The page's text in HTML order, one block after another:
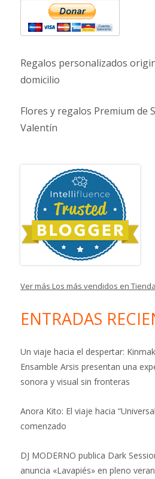
Toc, toc – Tony Jiménez
Regalos personalizados
domicilio
Flores y regalos Premium de
Valentín
Ver más Los más vendidos en
ENTRADAS
Un viaje hacia el despertar:
Ensamble Arsis presentan una
sonora y visual sin fronteras
Anora Kito: El viaje hacia
comenzado
DJ MODERNO publica Dark
anuncia «Lavapiés» en pleno